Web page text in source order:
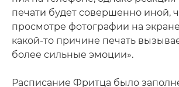
печати будет совершенно иной,
просмотре фотографии на
какой-то причине печать
более сильные эмоции».
Расписание Фритца было